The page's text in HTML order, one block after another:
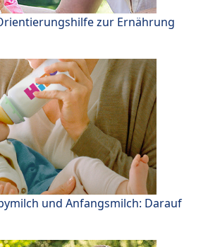
zur Ernährung
und Anfangsmilch: Darauf